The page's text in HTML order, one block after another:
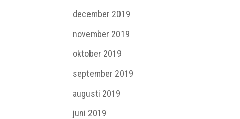
december 2019
november 2019
oktober 2019
september 2019
augusti 2019
juni 2019